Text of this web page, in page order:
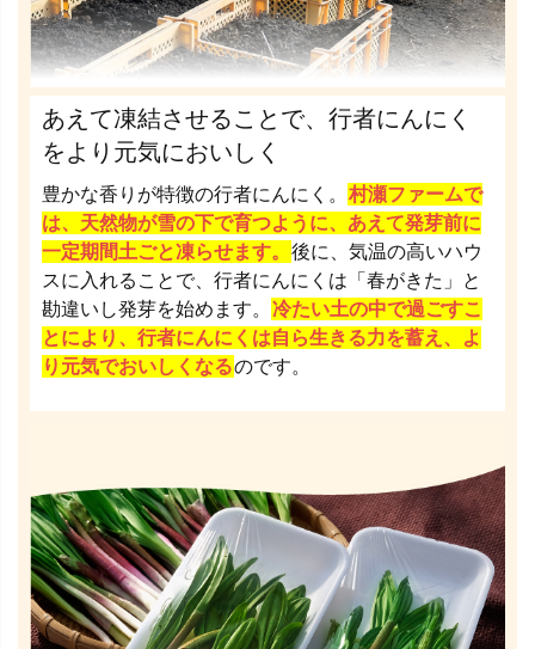
あえて凍結させることで、行者にんにく
をより元気においしく
豊かな香りが特徴の行者にんにく。 村瀬ファームで
は、天然物が雪の下で育つように、あえて発芽前に
一定期間土ごと凍らせます。 後に、気温の高いハウ
スに入れることで、行者にんにくは「春がきた」と
勘違いし発芽を始めます。 冷たい土の中で過ごすこ
とにより、行者にんにくは自ら生きる力を蓄え、よ
り元気でおいしくなるのです。